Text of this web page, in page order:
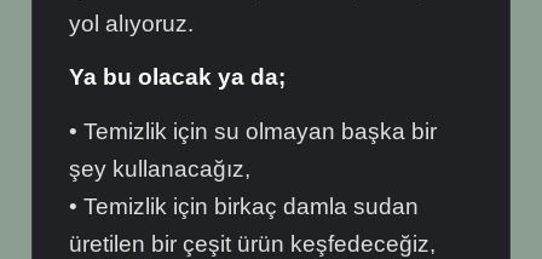
yol alıyoruz.
Ya bu olacak ya da;
• Temizlik için su olmayan başka bir
şey kullanacağız,
• Temizlik için birkaç damla sudan
üretilen bir çeşit ürün keşfedeceğiz,